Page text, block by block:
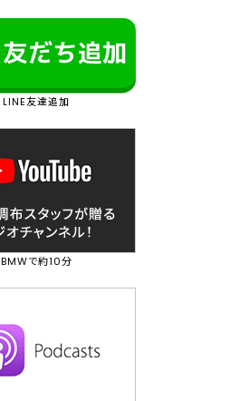
LINE友達追加
BMWで約10分